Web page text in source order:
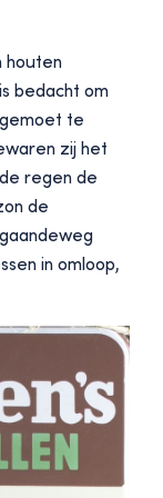
houten
bedacht om
te
zij het
regen de
de
in omloop,